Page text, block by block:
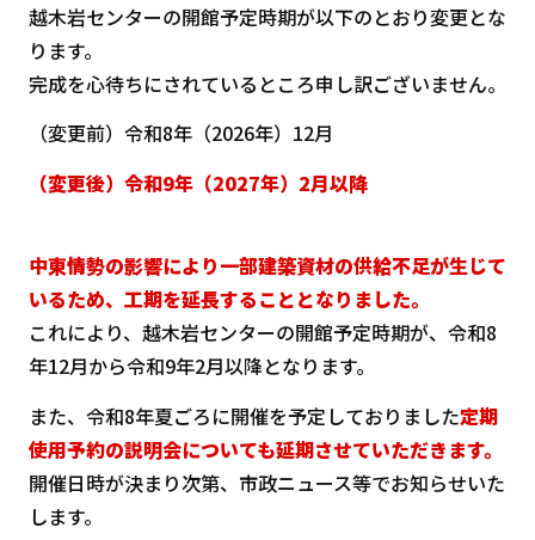
越木岩センターの開館予定時期が以下のとおり変更とな
ります。
完成を心待ちにされているところ申し訳ございません。
（変更前）令和8年（2026年）12月
（変更後）令和9年（2027年）2月以降
中東情勢の影響により一部建築資材の供給不足が生じて
いるため、工期を延長することとなりました。
これにより、越木岩センターの開館予定時期が、令和8
年12月から令和9年2月以降となります。
また、令和8年夏ごろに開催を予定しておりました定期
使用予約の説明会についても延期させていただきます。
開催日時が決まり次第、市政ニュース等でお知らせいた
します。